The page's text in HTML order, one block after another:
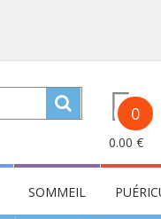
0
0.00 €
SOMMEIL